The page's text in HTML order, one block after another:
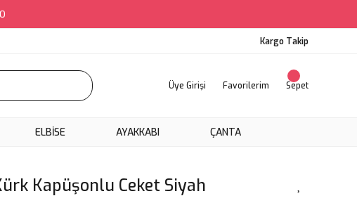
Kargo Takip
Üye Girişi Favorilerim Sepet
ELBİSE AYAKKABI ÇANTA
Kapüşonlu Ceket Siyah